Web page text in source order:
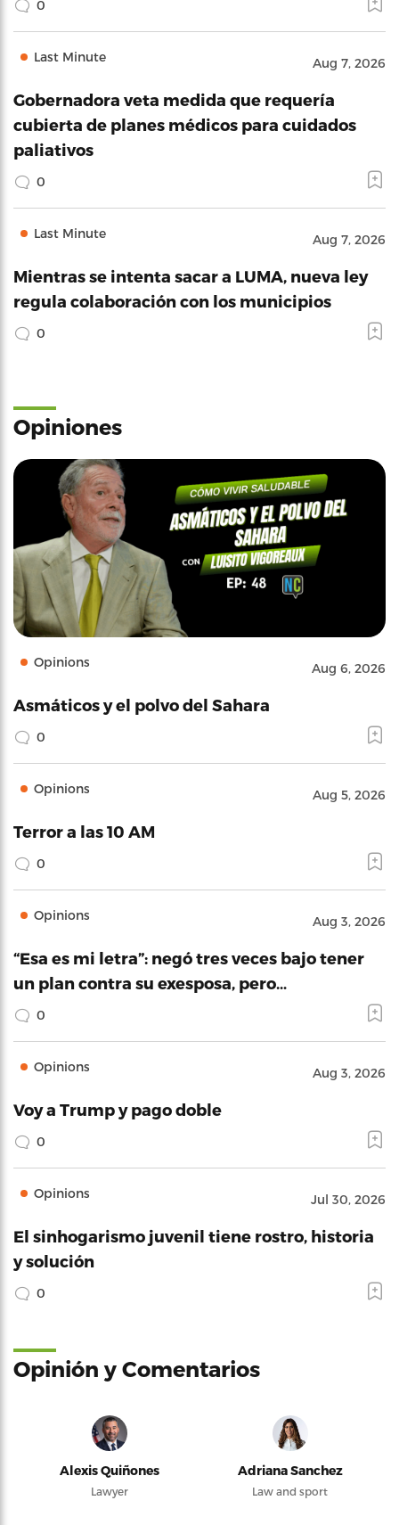
0
Last Minute Aug 7, 2026
Gobernadora veta medida que requería
cubierta de planes médicos para cuidados
paliativos
0
Last Minute Aug 7, 2026
Mientras se intenta sacar a LUMA, nueva ley
regula colaboración con los municipios
0
Opiniones
Opinions Aug 6, 2026
Asmáticos y el polvo del Sahara
0
Opinions Aug 5, 2026
Terror a las 10 AM
0
Opinions Aug 3, 2026
“Esa es mi letra”: negó tres veces bajo tener
un plan contra su exesposa, pero…
0
Opinions Aug 3, 2026
Voy a Trump y pago doble
0
Opinions Jul 30, 2026
El sinhogarismo juvenil tiene rostro, historia
y solución
0
Opinión y Comentarios
Alexis Quiñones
Lawyer
Adriana Sanchez
Law and sport